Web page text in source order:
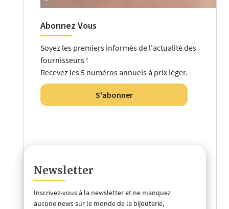
Abonnez Vous
Soyez les premiers informés de l'actualité des
fournisseurs !
Recevez les 5 numéros annuels à prix léger.
S'abonner
Newsletter
Inscrivez-vous à la newsletter et ne manquez
aucune news sur le monde de la bijouterie,